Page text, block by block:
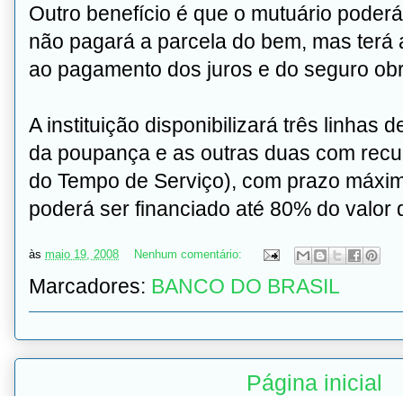
Outro benefício é que o mutuário
não pagará a parcela do bem, mas
ao pagamento dos juros e do seguro
A instituição disponibilizará três linhas
da poupança e as outras duas com
do Tempo de Serviço), com prazo
poderá ser financiado até 80% do valor
às maio 19, 2008 Nenhum comentário:
Marcadores: BANCO DO BRASIL
Página inicial